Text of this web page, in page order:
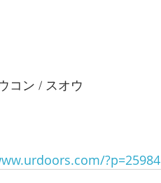
コン / スオウ
?p=25984